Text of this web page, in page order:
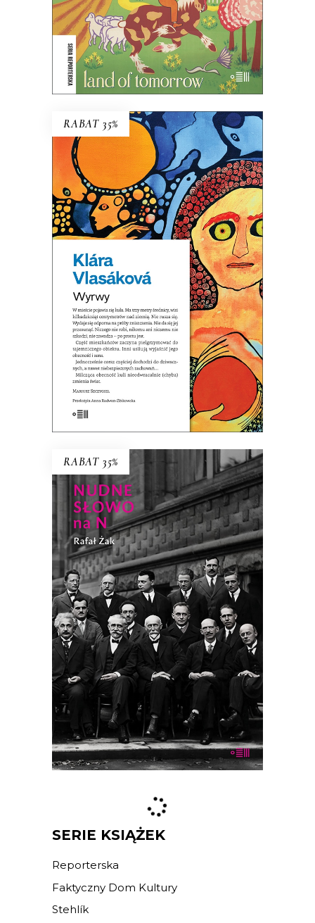
E-BOOK DO KOSZYKA
RABAT 35%
E-BOOK DO KOSZYKA
WYRWY
Wystarczy sobie wyobrazić, że kula
49.90zł 32.44zł
KSIĄŻKA DO KOSZYKA
RABAT 35%
E-BOOK DO KOSZYKA
NUDNE SŁOWO NA N
Ilu trzeba fizyków teoretycznych do
otwarcia butelki wina bez korkociągu?
59.90zł 38.94 zł
KSIĄŻKA DO KOSZYKA
SERIE KSIĄŻEK
Reporterska
Faktyczny Dom Kultury
Stehlík